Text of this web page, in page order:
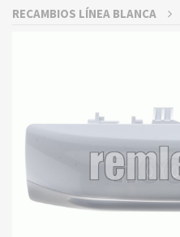
RECAMBIOS LÍNEA BLANCA